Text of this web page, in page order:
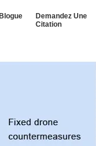
Blogue
Demandez Une
Citation